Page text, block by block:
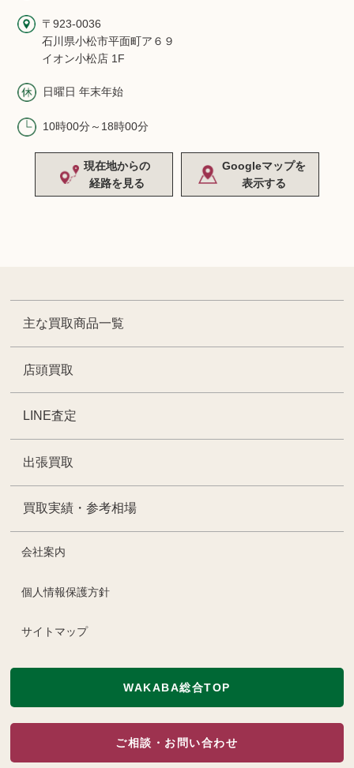
〒923-0036
石川県小松市平面町ア６９
イオン小松店 1F
日曜日 年末年始
10時00分～18時00分
現在地からの
経路を見る
Googleマップを
表示する
主な買取商品一覧
店頭買取
LINE査定
出張買取
買取実績・参考相場
会社案内
個人情報保護方針
サイトマップ
WAKABA総合TOP
ご相談・お問い合わせ